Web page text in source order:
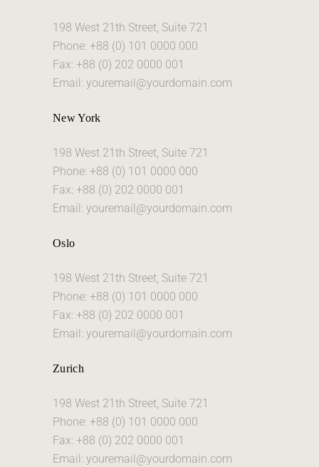
198 West 21th Street, Suite 721
Phone: +88 (0) 101 0000 000
Fax: +88 (0) 202 0000 001
Email: youremail@yourdomain.com
New York
198 West 21th Street, Suite 721
Phone: +88 (0) 101 0000 000
Fax: +88 (0) 202 0000 001
Email: youremail@yourdomain.com
Oslo
198 West 21th Street, Suite 721
Phone: +88 (0) 101 0000 000
Fax: +88 (0) 202 0000 001
Email: youremail@yourdomain.com
Zurich
198 West 21th Street, Suite 721
Phone: +88 (0) 101 0000 000
Fax: +88 (0) 202 0000 001
Email: youremail@yourdomain.com